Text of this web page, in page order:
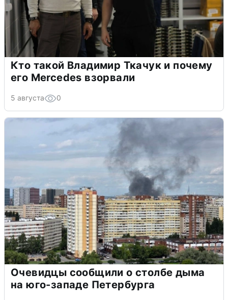
Кто такой Владимир Ткачук и почему
его Mercedes взорвали
5 августа 0
Очевидцы сообщили о столбе дыма
на юго-западе Петербурга